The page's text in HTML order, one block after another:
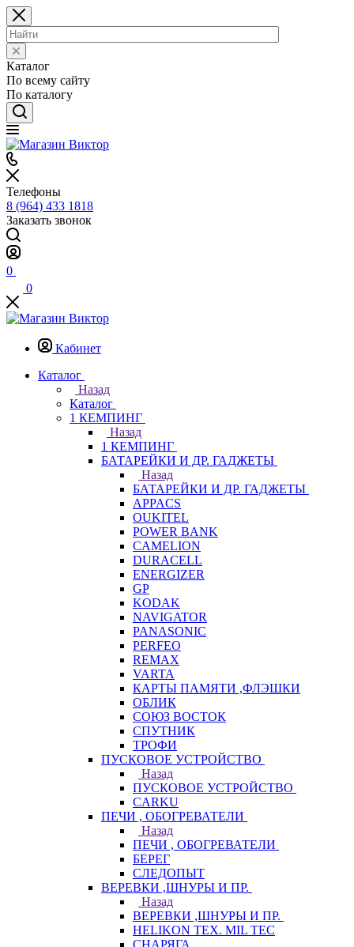
Каталог
По всему сайту
По каталогу
Телефоны
8 (964) 433 1818
Заказать звонок
0
0
Кабинет
Каталог
Назад
Каталог
1 КЕМПИНГ
Назад
1 КЕМПИНГ
БАТАРЕЙКИ И ДР. ГАДЖЕТЫ
Назад
БАТАРЕЙКИ И ДР. ГАДЖЕТЫ
APPACS
OUKITEL
POWER BANK
CAMELION
DURACELL
ENERGIZER
GP
KODAK
NAVIGATOR
PANASONIC
PERFEO
REMAX
VARTA
КАРТЫ ПАМЯТИ ,ФЛЭШКИ
ОБЛИК
СОЮЗ ВОСТОК
СПУТНИК
ТРОФИ
ПУСКОВОЕ УСТРОЙСТВО
Назад
ПУСКОВОЕ УСТРОЙСТВО
CARKU
ПЕЧИ , ОБОГРЕВАТЕЛИ
Назад
ПЕЧИ , ОБОГРЕВАТЕЛИ
БЕРЕГ
СЛЕДОПЫТ
ВЕРЕВКИ ,ШНУРЫ И ПР.
Назад
ВЕРЕВКИ ,ШНУРЫ И ПР.
HELIKON TEX. MIL TEC
СНАРЯГА